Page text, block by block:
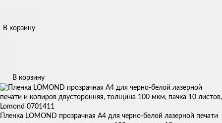
В корзину
В корзину
Пленка LOMOND прозрачная А4 для черно-белой лазерной печати